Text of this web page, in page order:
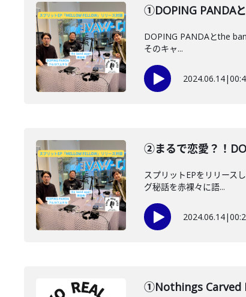
①DOPING PANDA
DOPING PANDAとthe
そのキャ...
2024.06.14|
②まるで恋愛？！
スプリットEPをリリース
グ秘話を赤裸々に語...
2024.06.14|
①Nothings Carved